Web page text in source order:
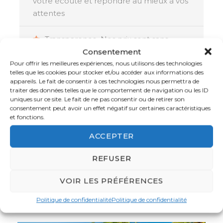
Consentement
Pour offrir les meilleures expériences, nous utilisons des technologies
telles que les cookies pour stocker et/ou accéder aux informations des
appareils. Le fait de consentir à ces technologies nous permettra de
traiter des données telles que le comportement de navigation ou les ID
uniques sur ce site. Le fait de ne pas consentir ou de retirer son
consentement peut avoir un effet négatif sur certaines caractéristiques
et fonctions.
ACCEPTER
REFUSER
VOIR LES PRÉFÉRENCES
Politique de confidentialitéPolitique de confidentialité
attentes
Transparence. Nos prix sont sans
Sélection rigoureuse des prestations
et partenaires
La garantie d’un voyage réussi :
Membre de l’APST, Atout France et IATA
Expérience culinaire raffinée : Des
créatifs préparés à base de produits
frais et de saison, le tout dans un cadre
enchanteur.
Hôtel
des plus belles plages des Seychelles, la Côte
d’Or. Ce lieu enchanteur, au cœur d’un écrin de
Voyages similaires